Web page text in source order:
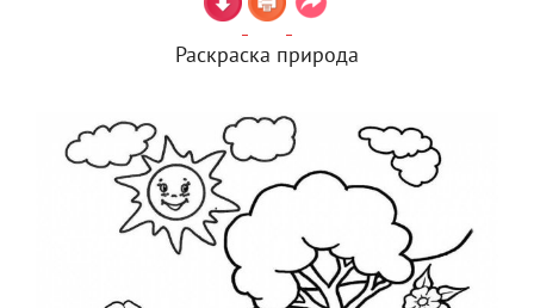
Раскраска природа